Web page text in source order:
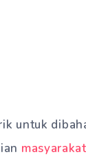
untuk
masyarakat